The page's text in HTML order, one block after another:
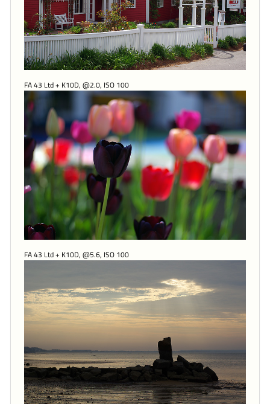
FA 43 Ltd + K10D, @2.0, ISO 100
FA 43 Ltd + K10D, @5.6, ISO 100